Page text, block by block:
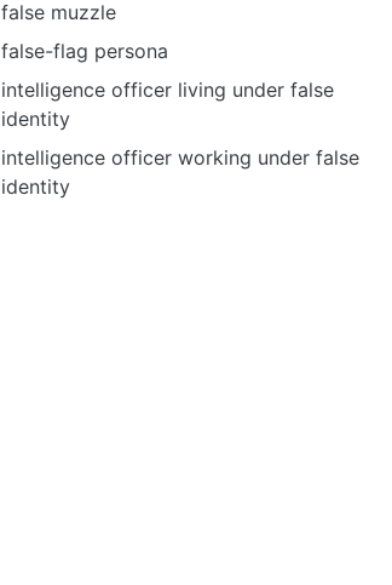
false muzzle
false-flag persona
intelligence officer living under false
identity
intelligence officer working under false
identity